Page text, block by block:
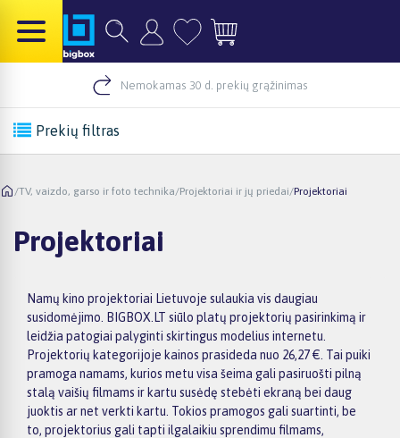
Nemokamas 30 d. prekių grąžinimas
Prekių filtras
/TV, vaizdo, garso ir foto technika/Projektoriai ir jų priedai/Projektoriai
Projektoriai
Namų kino projektoriai Lietuvoje sulaukia vis daugiau
susidomėjimo. BIGBOX.LT siūlo platų projektorių pasirinkimą ir
leidžia patogiai palyginti skirtingus modelius internetu.
Projektorių kategorijoje kainos prasideda nuo 26,27 €. Tai puiki
pramoga namams, kurios metu visa šeima gali pasiruošti pilną
stalą vaišių filmams ir kartu susėdę stebėti ekraną bei daug
juoktis ar net verkti kartu. Tokios pramogos gali suartinti, be
to, projektorius gali tapti ilgalaikiu sprendimu filmams,